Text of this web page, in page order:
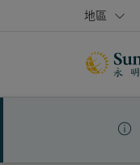
跳到登入頁面
跳到主要內容
跳到頁腳
地區